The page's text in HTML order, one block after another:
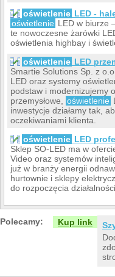
oświetlenie LED -
oświetlenie LED w biurze
te nowoczesne żarówki
oświetlenia highbay i
oświetlenie LED
Smartie Solutions Sp. z
LED oraz systemy
podstaw i modernizujemy
przemysłowe,
oświetlenie
inwestycje działamy tak,
oczekiwaniami klienta.
oświetlenie LED
Sklep SO-LED ma w
Video oraz systemów
już w branży energii
hurtownie i sklepy
do rozpoczęcia
Polecamy: Kup link